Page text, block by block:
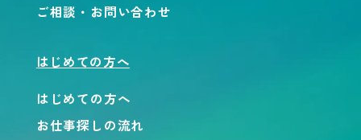
ご相談・お問い合わせ
はじめての方へ
はじめての方へ
お仕事探しの流れ